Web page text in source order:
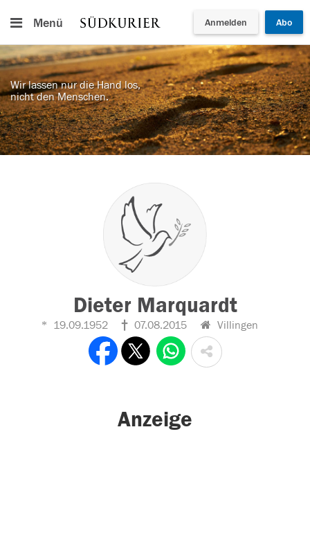
Menü Anmelden Abo
Wir lassen nur die Hand los,
nicht den Menschen.
Dieter Marquardt
19.09.1952 07.08.2015 Villingen
Anzeige